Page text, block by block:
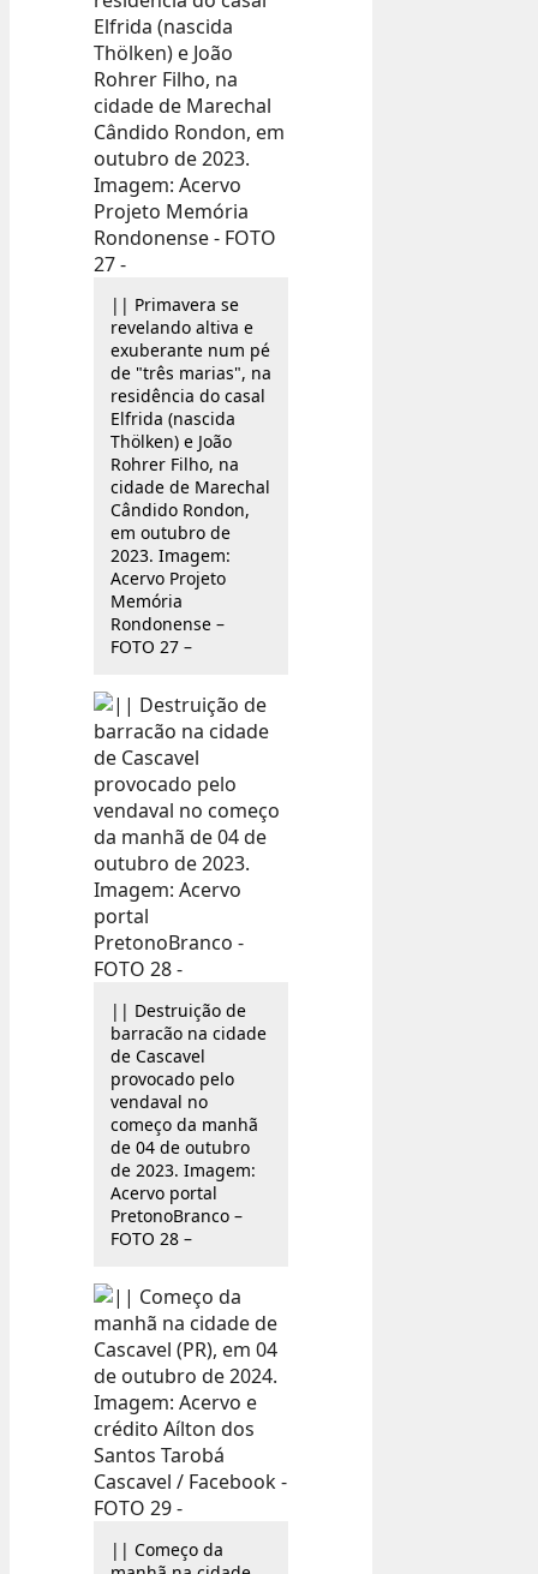
|| Primavera se
revelando altiva e
exuberante num pé
de "três marias", na
residência do casal
Elfrida (nascida
Thölken) e João
Rohrer Filho, na
cidade de Marechal
Cândido Rondon,
em outubro de
2023. Imagem:
Acervo Projeto
Memória
Rondonense –
FOTO 27 –
|| Destruição de
barracão na cidade
de Cascavel
provocado pelo
vendaval no
começo da manhã
de 04 de outubro
de 2023. Imagem:
Acervo portal
PretonoBranco –
FOTO 28 –
|| Começo da